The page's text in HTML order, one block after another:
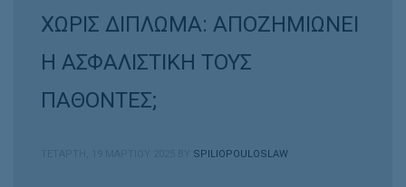
ΧΩΡΙΣ ΔΙΠΛΩΜΑ: ΑΠΟΖΗΜΙΩΝΕΙ
Η ΑΣΦΑΛΙΣΤΙΚΗ ΤΟΥΣ
ΠΑΘΟΝΤΕΣ;
SPILIOPOULOSLAW